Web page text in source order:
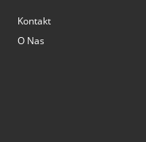
Kontakt
O Nas